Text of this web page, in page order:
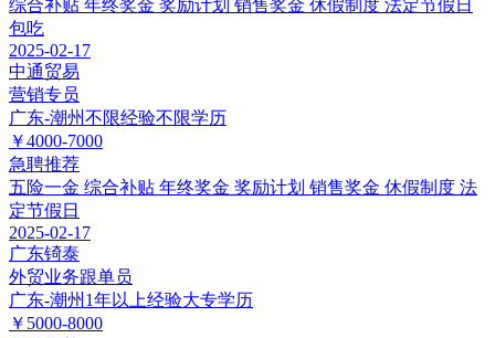
综合补贴 年终奖金 奖励计划 销售奖金 休假制度 法定节假日
包吃
2025-02-17
中通贸易
营销专员
广东-潮州不限经验不限学历
￥4000-7000
急聘推荐
五险一金 综合补贴 年终奖金 奖励计划 销售奖金 休假制度 法
定节假日
2025-02-17
广东锜泰
外贸业务跟单员
广东-潮州 1年以上经验大专学历
￥5000-8000